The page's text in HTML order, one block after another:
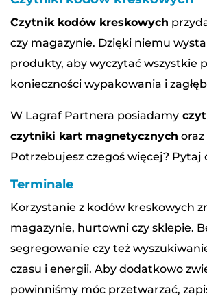
Czytnik kodów kreskowych
czy magazynie. Dzięki niemu
produkty, aby wyczytać wszystkie
konieczności wypakowania i
W Lagraf Partnera posiadamy
czytniki kart magnetycznych oraz
Potrzebujesz czegoś więcej? Pytaj
Terminale
Korzystanie z kodów kreskowych
magazynie, hurtowni czy sklepie.
segregowanie czy też
czasu i energii. Aby dodatkowo
powinniśmy móc przetwarzać,